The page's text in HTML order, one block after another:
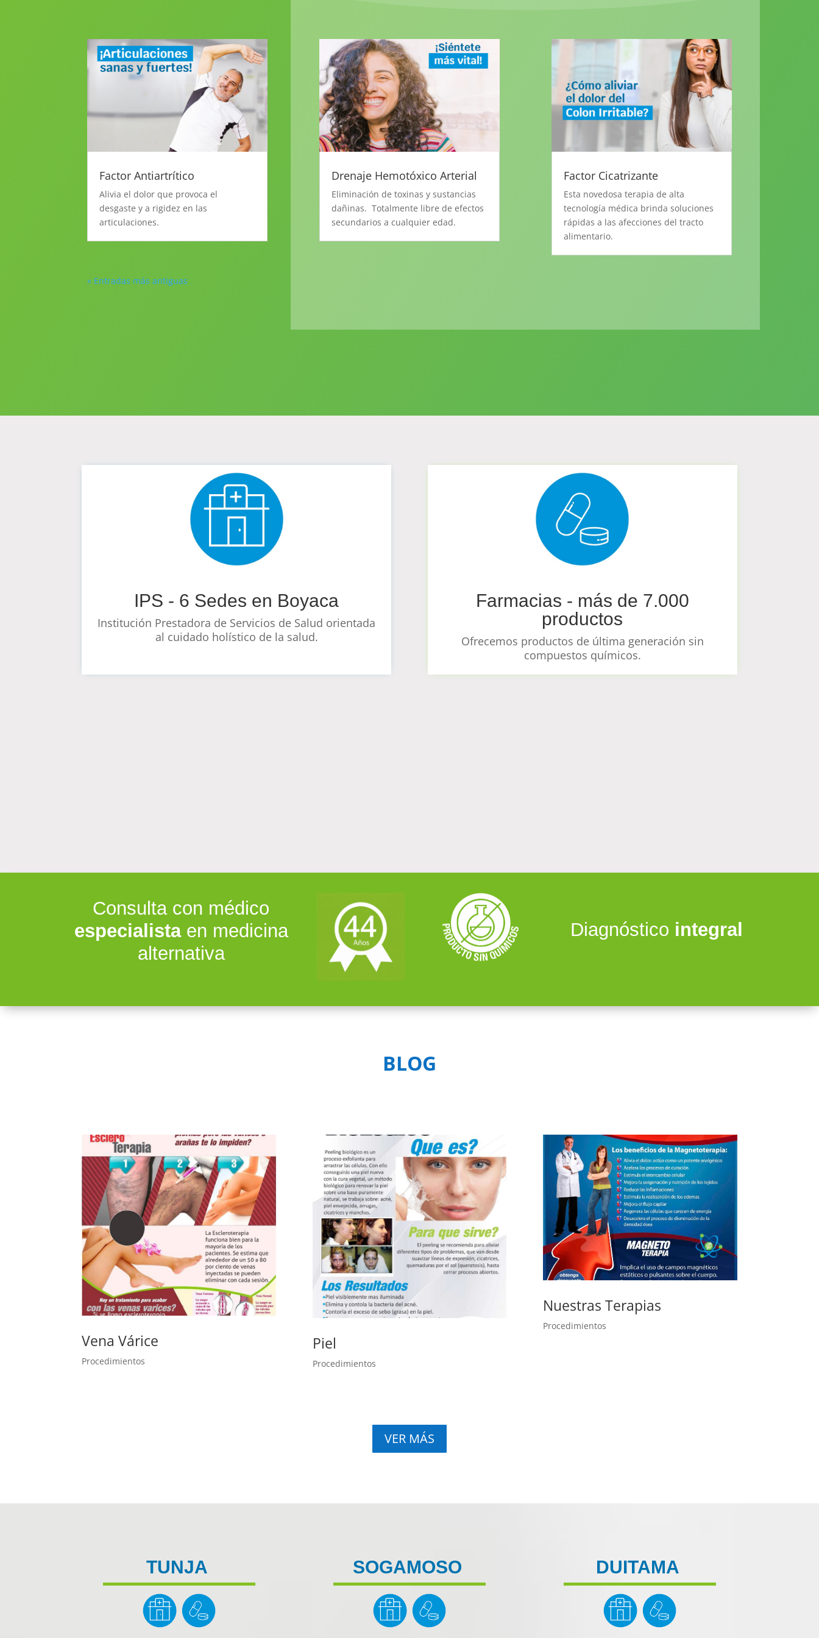
Factor Antiartrítico
Alivia el dolor que provoca el
desgaste y a rigidez en las
articulaciones.
Drenaje Hemotóxico Arterial
Eliminación de toxinas y sustancias
dañinas. Totalmente libre de efectos
secundarios a cualquier edad.
Factor Cicatrizante
Esta novedosa terapia de alta
tecnología médica brinda soluciones
rápidas a las afecciones del tracto
alimentario.
« Entradas más antiguas
IPS - 6 Sedes en Boyaca
Institución Prestadora de Servicios de Salud orientada
al cuidado holístico de la salud.
Farmacias - más de 7.000
productos
Ofrecemos productos de última generación sin
compuestos químicos.
Consulta con médico
especialista en medicina
alternativa
Diagnóstico integral
BLOG
Vena Várice
Procedimientos
Piel
Procedimientos
Nuestras Terapias
Procedimientos
VER MÁS
TUNJA SOGAMOSO DUITAMA